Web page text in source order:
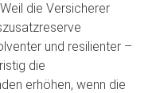
die Versicherer
und resilienter –
die
erhöhen, wenn die